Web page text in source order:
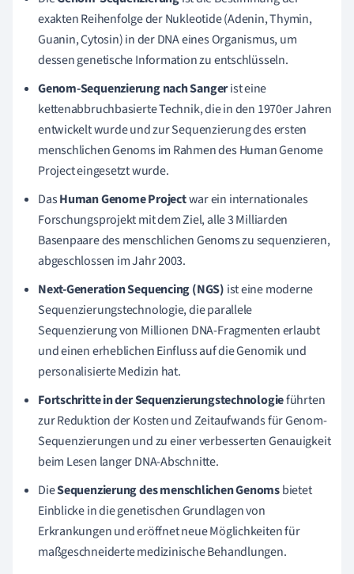
exakten Reihenfolge der Nukleotide (Adenin, Thymin,
Guanin, Cytosin) in der DNA eines Organismus, um
dessen genetische Information zu entschlüsseln.
Genom-Sequenzierung nach Sangerist eine
kettenabbruchbasierte Technik, die in den 1970er Jahren
entwickelt wurde und zur Sequenzierung des ersten
menschlichen Genoms im Rahmen des Human Genome
Project eingesetzt wurde.
DasHuman Genome Projectwar ein internationales
Forschungsprojekt mit dem Ziel, alle 3 Milliarden
Basenpaare des menschlichen Genoms zu sequenzieren,
abgeschlossen im Jahr 2003.
Next-Generation Sequencing (NGS) ist eine moderne
Sequenzierungstechnologie, die parallele
Sequenzierung von Millionen DNA-Fragmenten erlaubt
und einen erheblichen Einfluss auf die Genomik und
personalisierte Medizin hat.
Fortschritte in der Sequenzierungstechnologieführten
zur Reduktion der Kosten und Zeitaufwands für Genom-
Sequenzierungen und zu einer verbesserten Genauigkeit
beim Lesen langer DNA-Abschnitte.
DieSequenzierung des menschlichen Genomsbietet
Einblicke in die genetischen Grundlagen von
Erkrankungen und eröffnet neue Möglichkeiten für
maßgeschneiderte medizinische Behandlungen.